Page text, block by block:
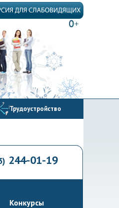
Трудоустройство
244-01-19
Конкурсы